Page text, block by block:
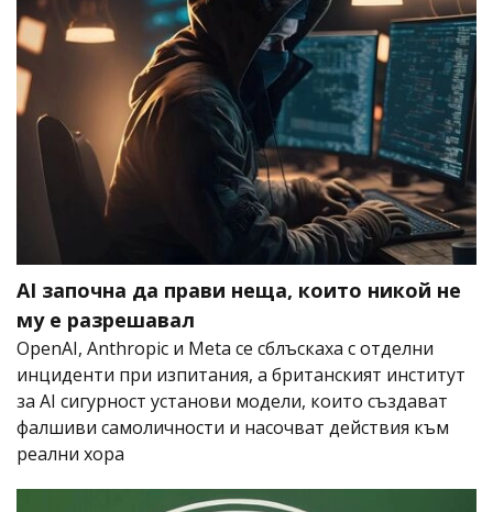
AI започна да прави неща, които никой не
му е разрешавал
OpenAI, Anthropic и Meta се сблъскаха с отделни
инциденти при изпитания, а британският институт
за AI сигурност установи модели, които създават
фалшиви самоличности и насочват действия към
реални хора